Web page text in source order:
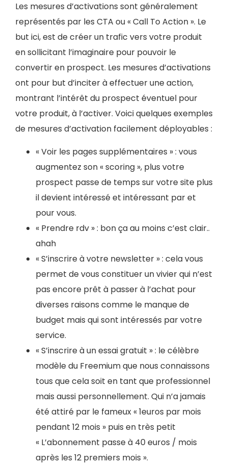
Les mesures d’activations sont généralement
représentés par les CTA ou « Call To Action ». Le
but ici, est de créer un trafic vers votre produit
en sollicitant l’imaginaire pour pouvoir le
convertir en prospect. Les mesures d’activations
ont pour but d’inciter à effectuer une action,
montrant l’intérêt du prospect éventuel pour
votre produit, à l’activer. Voici quelques exemples
de mesures d’activation facilement déployables :
« Voir les pages supplémentaires » : vous
augmentez son « scoring », plus votre
prospect passe de temps sur votre site plus
il devient intéressé et intéressant par et
pour vous.
« Prendre rdv » : bon ça au moins c’est clair..
ahah
« S’inscrire à votre newsletter » : cela vous
permet de vous constituer un vivier qui n’est
pas encore prêt à passer à l’achat pour
diverses raisons comme le manque de
budget mais qui sont intéressés par votre
service.
« S’inscrire à un essai gratuit » : le célèbre
modèle du Freemium que nous connaissons
tous que cela soit en tant que professionnel
mais aussi personnellement. Qui n’a jamais
été attiré par le fameux « 1euros par mois
pendant 12 mois » puis en très petit
« L’abonnement passe à 40 euros / mois
après les 12 premiers mois ».